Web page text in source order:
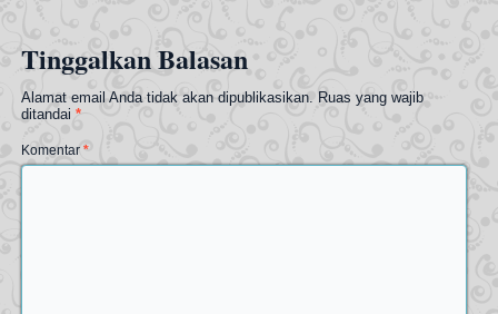
Tinggalkan Balasan
Alamat email Anda tidak akan dipublikasikan.
Ruas yang wajib
ditandai*
Komentar*